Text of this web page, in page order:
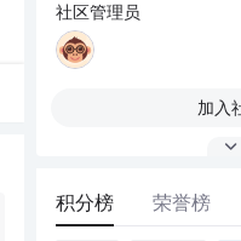
社区管理员
加入
积分榜 荣誉榜